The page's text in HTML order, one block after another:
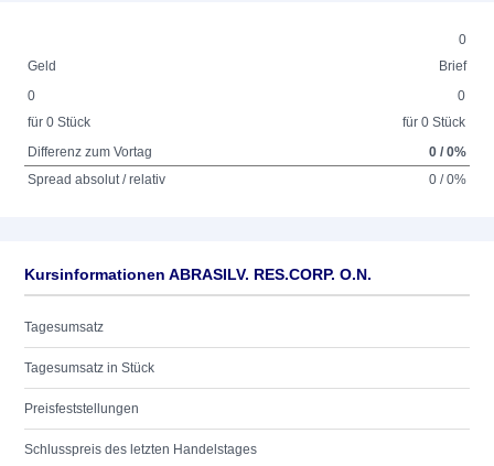
0
Geld
Brief
0
für 0 Stück
0
für 0 Stück
Differenz zum Vortag
0 / 0%
Spread absolut / relativ
0 / 0%
Kursinformationen ABRASILV. RES.CORP. O.N.
Tagesumsatz
Tagesumsatz in Stück
Preisfeststellungen
Schlusspreis des letzten Handelstages